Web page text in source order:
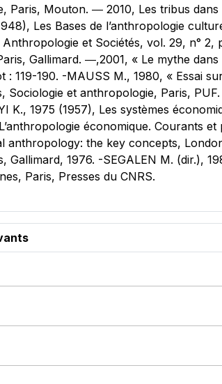
Paris, Mouton. ― 2010, Les tribus dans
Les Bases de l’anthropologie
et Sociétés, vol. 29, n° 2,
Gallimard. ―,2001, « Le mythe
: 119-190. -MAUSS M., 1980, « Essai
Sociologie et anthropologie, Paris,
K., 1975 (1957), Les systèmes
économique. Courants
anthropology: the key concepts,
Gallimard, 1976. -SEGALEN M. (dir.),
Paris, Presses du CNRS.